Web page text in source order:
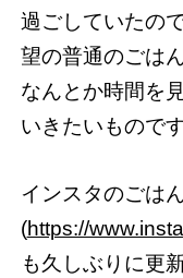
過ごしていたの
望の普通のごは
なんとか時間を
いきたいものです
インスタのごは
(https://
も久しぶりに更